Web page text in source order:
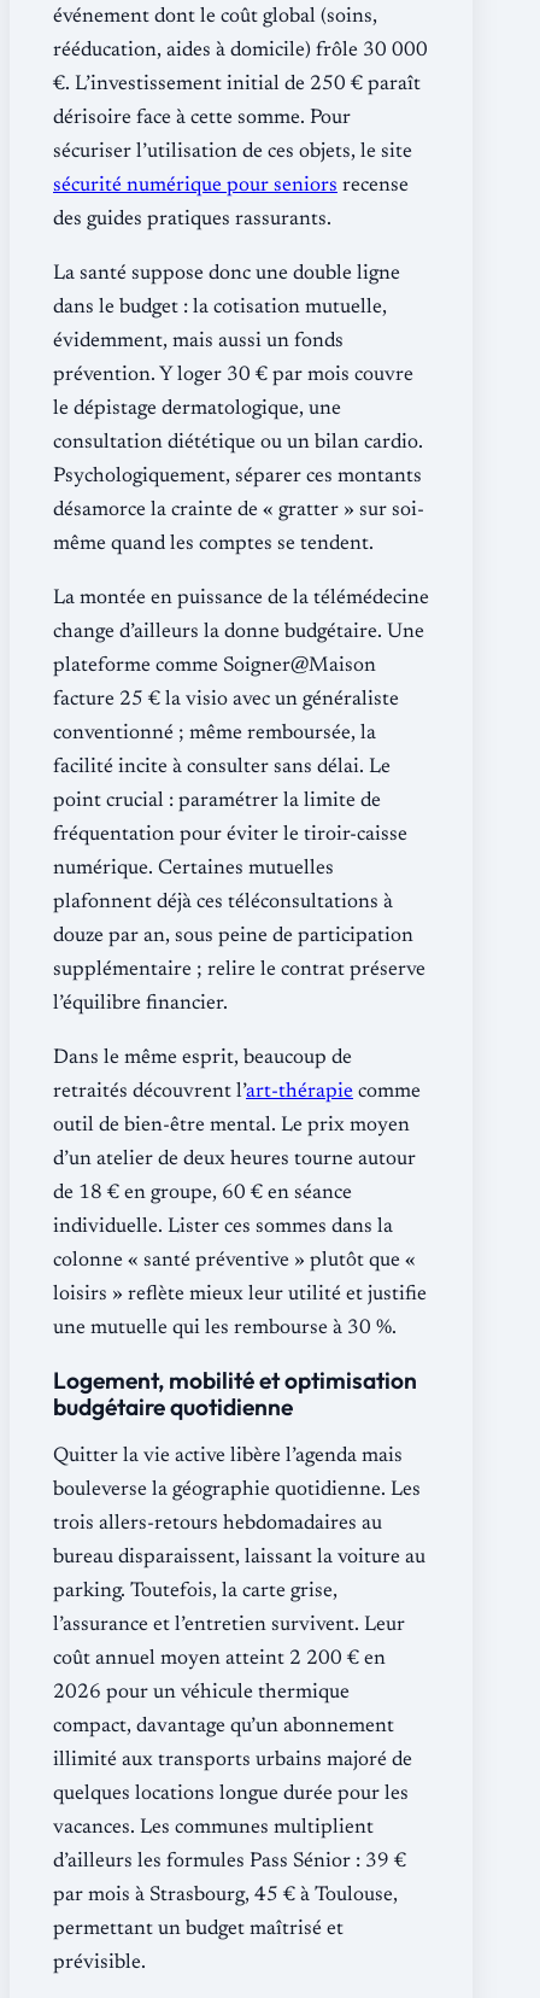
événement dont le coût global (soins,
rééducation, aides à domicile) frôle 30 000
€. L’investissement initial de 250 € paraît
dérisoire face à cette somme. Pour
sécuriser l’utilisation de ces objets, le site
sécurité numérique pour seniors recense
des guides pratiques rassurants.
La santé suppose donc une double ligne
dans le budget : la cotisation mutuelle,
évidemment, mais aussi un fonds
prévention. Y loger 30 € par mois couvre
le dépistage dermatologique, une
consultation diététique ou un bilan cardio.
Psychologiquement, séparer ces montants
désamorce la crainte de « gratter » sur soi-
même quand les comptes se tendent.
La montée en puissance de la télémédecine
change d’ailleurs la donne budgétaire. Une
plateforme comme Soigner@Maison
facture 25 € la visio avec un généraliste
conventionné ; même remboursée, la
facilité incite à consulter sans délai. Le
point crucial : paramétrer la limite de
fréquentation pour éviter le tiroir-caisse
numérique. Certaines mutuelles
plafonnent déjà ces téléconsultations à
douze par an, sous peine de participation
supplémentaire ; relire le contrat préserve
l’équilibre financier.
Dans le même esprit, beaucoup de
retraités découvrent l’art-thérapie comme
outil de bien-être mental. Le prix moyen
d’un atelier de deux heures tourne autour
de 18 € en groupe, 60 € en séance
individuelle. Lister ces sommes dans la
colonne « santé préventive » plutôt que «
loisirs » reflète mieux leur utilité et justifie
une mutuelle qui les rembourse à 30 %.
Logement, mobilité et optimisation
budgétaire quotidienne
Quitter la vie active libère l’agenda mais
bouleverse la géographie quotidienne. Les
trois allers-retours hebdomadaires au
bureau disparaissent, laissant la voiture au
parking. Toutefois, la carte grise,
l’assurance et l’entretien survivent. Leur
coût annuel moyen atteint 2 200 € en
2026 pour un véhicule thermique
compact, davantage qu’un abonnement
illimité aux transports urbains majoré de
quelques locations longue durée pour les
vacances. Les communes multiplient
d’ailleurs les formules Pass Sénior : 39 €
par mois à Strasbourg, 45 € à Toulouse,
permettant un budget maîtrisé et
prévisible.